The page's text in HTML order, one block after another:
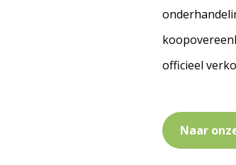
officieel
Naar